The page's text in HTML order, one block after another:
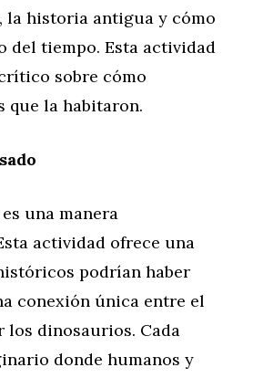
la historia antigua y cómo
del tiempo. Esta actividad
sobre cómo
la habitaron.
una manera
actividad ofrece una
podrían haber
conexión única entre el
dinosaurios. Cada
donde humanos y